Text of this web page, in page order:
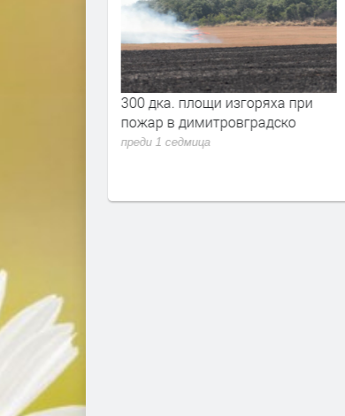
300 дка. площи изгоряха при
пожар в димитровградско
преди 1 седмица